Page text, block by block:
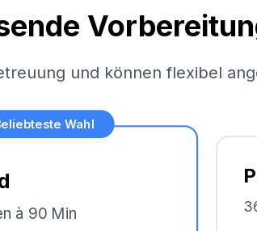
und können flexibel
Wahl
à 90 Min